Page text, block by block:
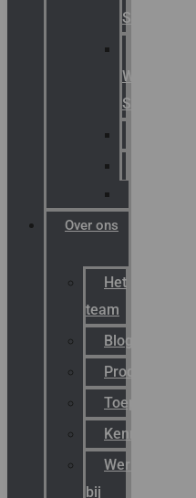
Signaling
Warning
Signals
Over ons
Het
team
Blog
Productnieuws
Toepassingen
Kenniscentrum
Werken
bij